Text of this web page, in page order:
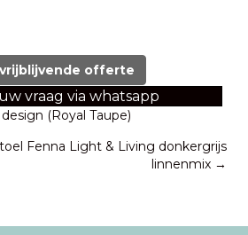
offerte
vraag via whatsapp
(Royal Taupe)
Fenna Light & Living donkergrijs
linnenmix →